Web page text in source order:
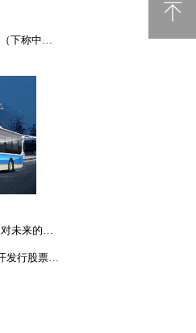
10月25日下午，中国出口信用保险公司（下称中国信保）股权董事王波先生一行到访安凯，戴茂方董事长和刘勇总会计师接待。此次中国信保调研选择前来安凯，是因为安凯客车是中国信保的重要客户。在过去的十年里，双方精诚合作，在海外市场取得不少大单。 戴茂方董事长亲自带领来宾参观了客车一厂各...
2010年9月11日，安凯客车披露的非公开发行股票预案显示，以不低于10.2元/股的发行价格，非公开发行不超过4500万股股票，将募集不超过5亿元资金用于投资新能源汽车扩建及关键动力总成制造的研发一体化项目。安凯客车预计，整个项目建设期为3年，建成投产后可形成年产6000辆新能源客车整车...